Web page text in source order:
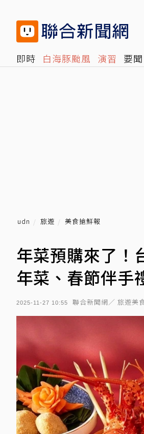
即時 白海豚颱風 演習 要聞
udn 旅遊 美食搶鮮報
年菜預購來了！
年菜、春節伴手
2025-11-27 10:55 聯合新聞網／ 旅遊美